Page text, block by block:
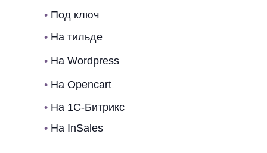
• Под ключ
• На Opencart
• На тильде
• На 1C-Битрикс
• На InSales
• На Wordpress